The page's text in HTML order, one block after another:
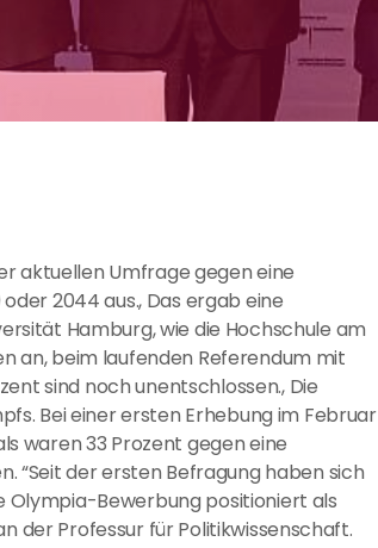
aktuellen Umfrage gegen eine
2044 aus., Das ergab eine
Hamburg, wie die Hochschule am
an, beim laufenden Referendum mit
sind noch unentschlossen., Die
Bei einer ersten Erhebung im Februar
waren 33 Prozent gegen eine
“Seit der ersten Befragung haben sich
Olympia-Bewerbung positioniert als
der Professur für Politikwissenschaft.